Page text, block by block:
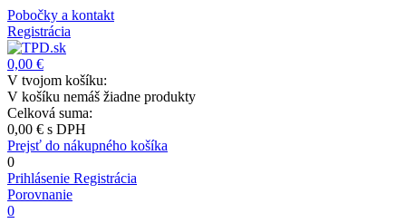
Pobočky a kontakt
Registrácia
0,00 €
V tvojom košíku:
V košíku nemáš žiadne produkty
Celková suma:
0,00 € s DPH
Prejsť do nákupného košíka
0
Prihlásenie Registrácia
Porovnanie
0